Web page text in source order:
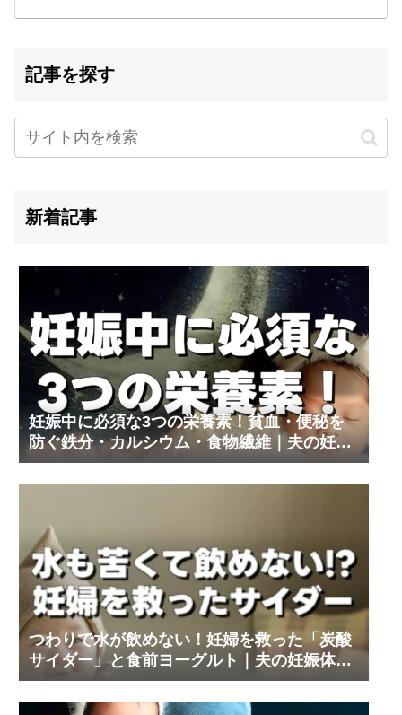
記事を探す
新着記事
妊娠中に必須な3つの栄養素！貧血・便秘を
防ぐ鉄分・カルシウム・食物繊維｜夫の妊娠
体験記③
つわりで水が飲めない！妊婦を救った「炭酸
サイダー」と食前ヨーグルト｜夫の妊娠体験
記⑨